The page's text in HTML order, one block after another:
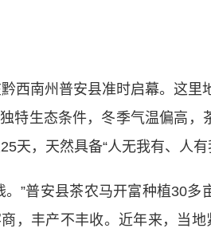
南州普安县准时启幕。这里
特生态条件，冬季气温偏高，
天，天然具备“人无我有、人有
普安县茶农马开富种植30多
，丰产不丰收。近年来，当地